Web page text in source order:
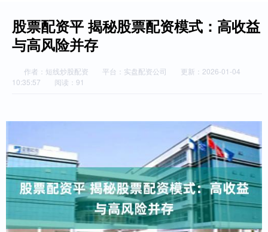
股票配资平 揭秘股票配资模式：高收益
与高风险并存
作者：短线炒股配资 平台：实盘配资公司
更新：2026-01-04
10:35:57
阅读：91